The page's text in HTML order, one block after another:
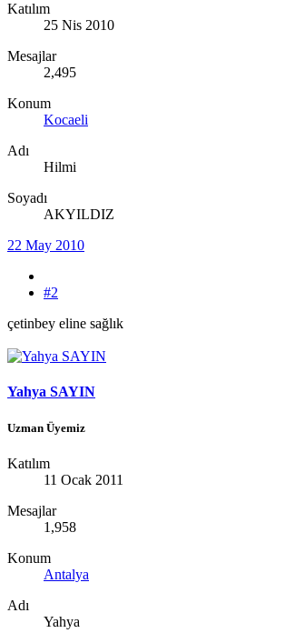
Katılım
25 Nis 2010
Mesajlar
2,495
Konum
Kocaeli
Adı
Hilmi
Soyadı
AKYILDIZ
22 May 2010
#2
çetinbey eline sağlık
Yahya SAYIN
Uzman Üyemiz
Katılım
11 Ocak 2011
Mesajlar
1,958
Konum
Antalya
Adı
Yahya